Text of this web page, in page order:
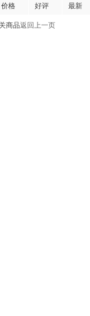
价格 好评 最新
商品返回上一页